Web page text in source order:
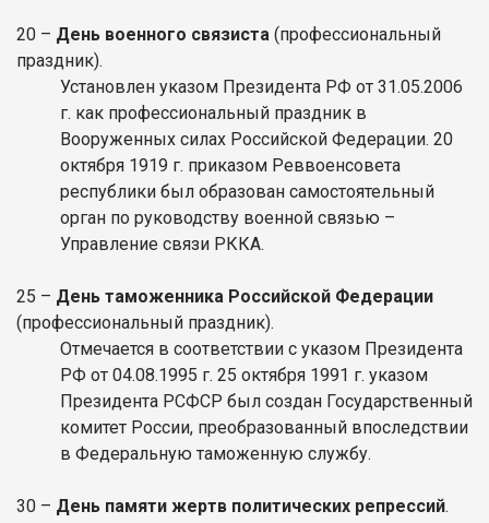
20 – День военного связиста (профессиональный
праздник).
Установлен указом Президента РФ от 31.05.2006
г. как профессиональный праздник в
Вооруженных силах Российской Федерации. 20
октября 1919 г. приказом Реввоенсовета
республики был образован самостоятельный
орган по руководству военной связью –
Управление связи РККА.
25 – День таможенника Российской Федерации
(профессиональный праздник).
Отмечается в соответствии с указом Президента
РФ от 04.08.1995 г. 25 октября 1991 г. указом
Президента РСФСР был создан Государственный
комитет России, преобразованный впоследствии
в Федеральную таможенную службу.
30 – День памяти жертв политических репрессий.